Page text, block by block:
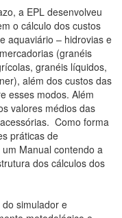
a EPL desenvolveu
o cálculo dos custos
aquaviário – hidrovias e
(granéis
granéis líquidos,
além dos custos das
esses modos. Além
valores médios das
Como forma
práticas de
Manual contendo a
dos cálculos dos
simulador e